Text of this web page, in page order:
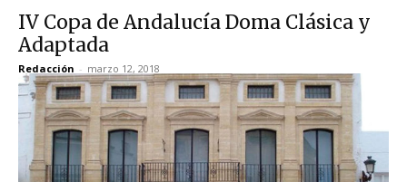
IV Copa de Andalucía Doma Clásica y
Adaptada
Redacción - marzo 12, 2018